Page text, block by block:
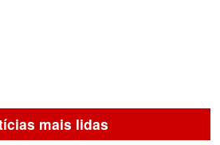
mais lidas